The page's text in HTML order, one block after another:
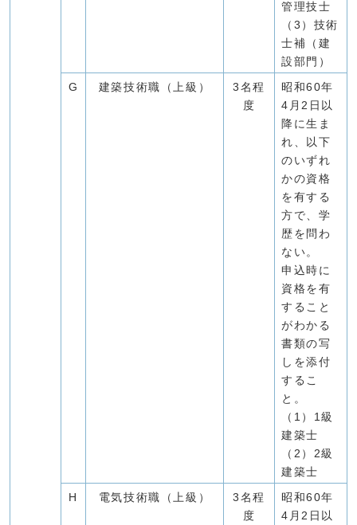
管理技士
（3）技術
士補（建
設部門）
G 建築技術職（上級）
3名程
度
昭和60年
4月2日以
降に生ま
れ、以下
のいずれ
かの資格
を有する
方で、学
歴を問わ
ない。
申込時に
資格を有
すること
がわかる
書類の写
しを添付
するこ
と。
（1）1級
建築士
（2）2級
建築士
H 電気技術職（上級）
3名程
度
昭和60年
4月2日以